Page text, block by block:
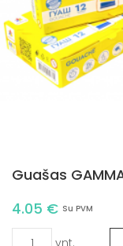
Guašas
4.05 € Su PVM
vnt.